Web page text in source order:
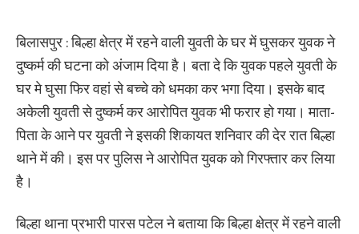
बिलासपुर : बिल्हा क्षेत्र में रहने वाली युवती के घर में घुसकर युवक ने
दुष्कर्म की घटना को अंजाम दिया है। बता दे कि युवक पहले युवती के
घर मे घुसा फिर वहां से बच्चे को धमका कर भगा दिया। इसके बाद
अकेली युवती से दुष्कर्म कर आरोपित युवक भी फरार हो गया। माता-
पिता के आने पर युवती ने इसकी शिकायत शनिवार की देर रात बिल्हा
थाने में की। इस पर पुलिस ने आरोपित युवक को गिरफ्तार कर लिया
है।
बिल्हा थाना प्रभारी पारस पटेल ने बताया कि बिल्हा क्षेत्र में रहने वाली